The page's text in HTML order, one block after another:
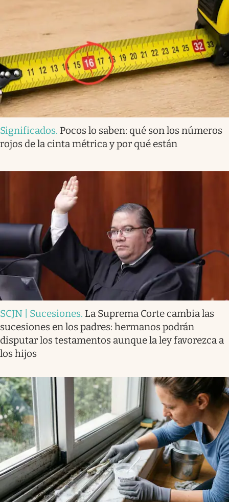
Significados. Pocos lo saben: qué son los números
rojos de la cinta métrica y por qué están
SCJN | Sucesiones. La Suprema Corte cambia las
sucesiones en los padres: hermanos podrán
disputar los testamentos aunque la ley favorezca a
los hijos